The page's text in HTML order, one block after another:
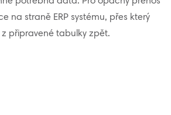
na straně ERP systému, přes který
připravené tabulky zpět.